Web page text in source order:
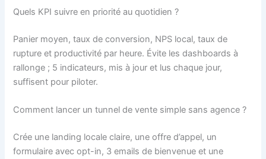
Quels KPI suivre en priorité au quotidien ?
Panier moyen, taux de conversion, NPS local, taux de
rupture et productivité par heure. Évite les dashboards à
rallonge ; 5 indicateurs, mis à jour et lus chaque jour,
suffisent pour piloter.
Comment lancer un tunnel de vente simple sans agence ?
Crée une landing locale claire, une offre d’appel, un
formulaire avec opt-in, 3 emails de bienvenue et une